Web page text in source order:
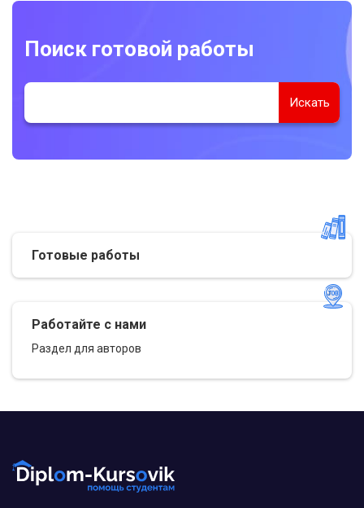
Поиск готовой работы
Готовые работы
Работайте с нами
Раздел для авторов